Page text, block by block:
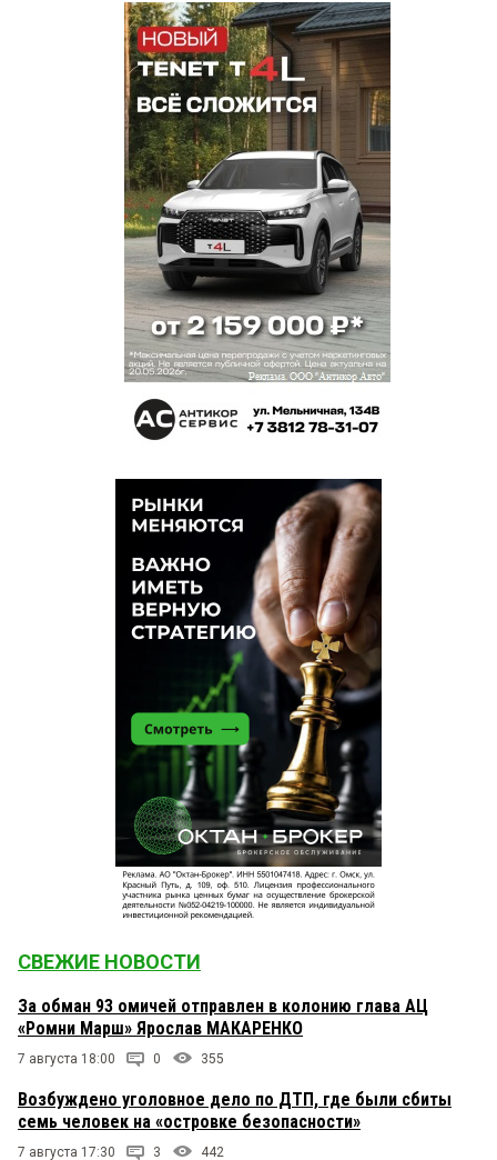
СВЕЖИЕ НОВОСТИ
За обман 93 омичей отправлен в колонию глава АЦ
«Ромни Марш» Ярослав МАКАРЕНКО
7 августа 18:00 0 355
Возбуждено уголовное дело по ДТП, где были сбиты
семь человек на «островке безопасности»
7 августа 17:30 3 442